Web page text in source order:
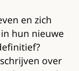
en zich
hun nieuwe
over